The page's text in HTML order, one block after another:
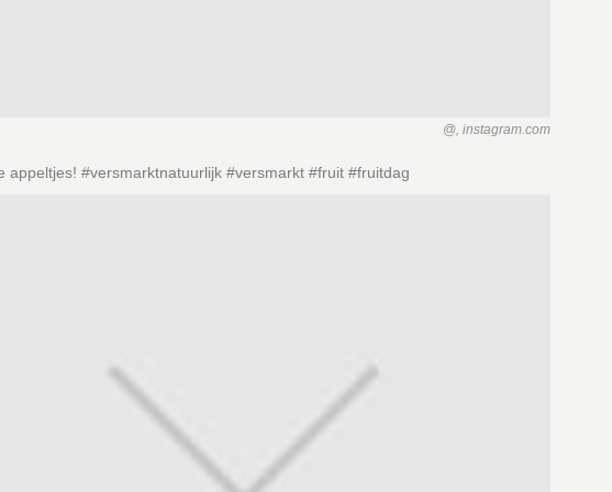
@, instagram.com
appeltjes! #versmarktnatuurlijk #versmarkt #fruit #fruitdag